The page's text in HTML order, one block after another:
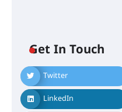
Get In Touch
Twitter
LinkedIn
പേരിൽ
കേസ്;
പോർട്ട്